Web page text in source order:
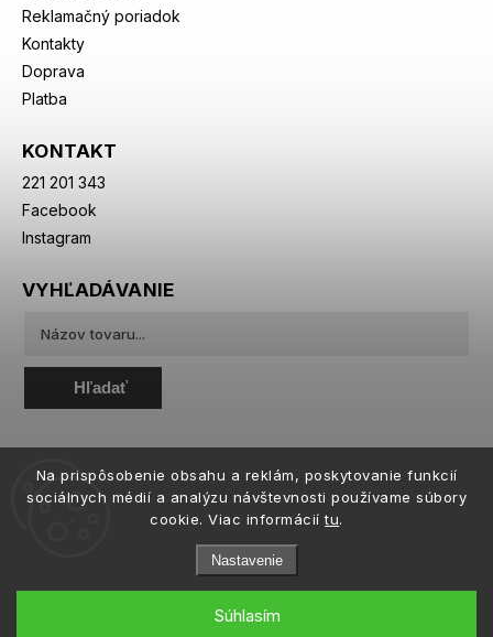
Na prispôsobenie obsahu a reklám, poskytovanie funkcií
sociálnych médií a analýzu návštevnosti používame súbory
cookie. Viac informáciítu.
Nastavenie
Súhlasím
Reklamačný poriadok
Kontakty
Doprava
Platba
KONTAKT
221 201 343
Facebook
Instagram
VYHĽADÁVANIE
Hľadať